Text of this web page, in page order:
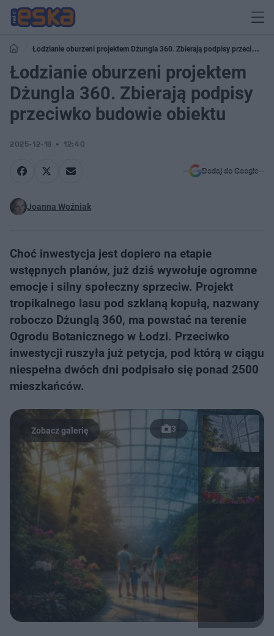
Łodzianie oburzeni projektem Dżungla 360. Zbierają podpisy przeciwko
budowie obiektu
Łodzianie oburzeni projektem
Dżungla 360. Zbierają podpisy
przeciwko budowie obiektu
2025-12-18 12:40
Dodaj do Google
Joanna Woźniak
Choć inwestycja jest dopiero na etapie
wstępnych planów, już dziś wywołuje ogromne
emocje i silny społeczny sprzeciw. Projekt
tropikalnego lasu pod szklaną kopułą, nazwany
roboczo Dżunglą 360, ma powstać na terenie
Ogrodu Botanicznego w Łodzi. Przeciwko
inwestycji ruszyła już petycja, pod którą w ciągu
niespełna dwóch dni podpisało się ponad 2500
mieszkańców.
3